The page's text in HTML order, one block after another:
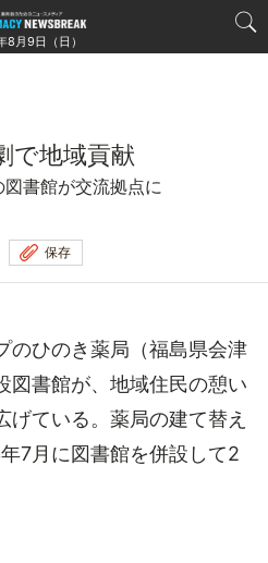
8月9日（日）
で地域貢献
書館が交流拠点に
保存
ひのき薬局（福島県会津
図書館が、地域住民の憩い
げている。薬局の建て替え
7月に図書館を併設して2